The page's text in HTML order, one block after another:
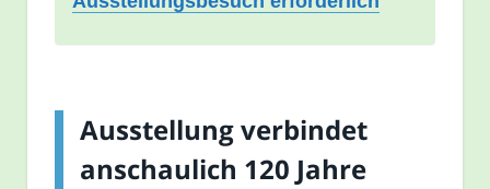
Ausstellung verbindet
anschaulich 120 Jahre